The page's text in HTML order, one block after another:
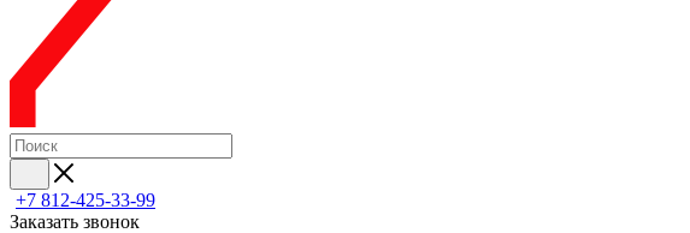
+7 812-425-33-99
Заказать звонок